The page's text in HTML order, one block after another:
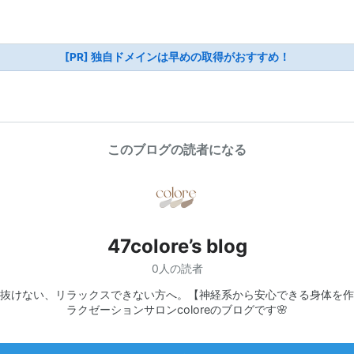
[PR] 独自ドメインは早めの取得がおすすめ！
このブログの読者になる
47colore’s blog
0人の読者
けない、リラックスできない方へ。【神経系から安心できる身体を
ラクゼーションサロンcoloreのブログです🌸